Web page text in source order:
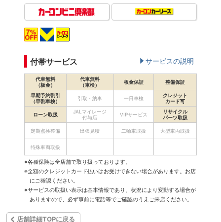
付帯サービス サービスの説明
代車無料
（板金）
代車無料
（車検）
板金保証 整備保証
早期予約割引
（早割車検）
引取・納車 一日車検
クレジット
カード可
ローン取扱
JALマイレージ
付与店
VIPサービス
リサイクル
パーツ取扱
定期点検整備 出張見積 二輪車取扱 大型車両取扱
特殊車両取扱
※各種保険は全店舗で取り扱っております。
※全額のクレジットカード払いはお受けできない場合があります。お店
にご確認ください。
※サービスの取扱い表示は基本情報であり、状況により変動する場合が
ありますので、必ず事前に電話等でご確認のうえご来店ください。
店舗詳細TOPに戻る